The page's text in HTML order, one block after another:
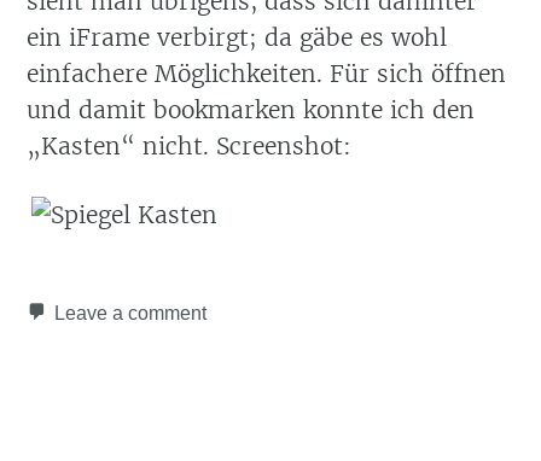
ein iFrame verbirgt; da gäbe es wohl
einfachere Möglichkeiten. Für sich öffnen
und damit bookmarken konnte ich den
Kasten
nicht. Screenshot:
Leave a comment